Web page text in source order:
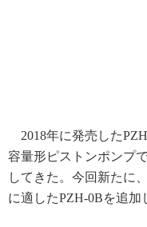
2018年に発売した
容量形ピストンポンプ
してきた。今回新たに
に適したPZH-0Bを追加